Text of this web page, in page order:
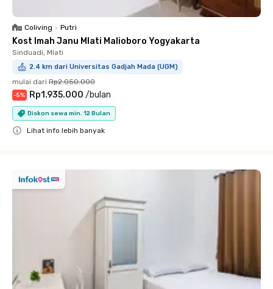
Coliving • Putri
Kost Imah Janu Mlati Malioboro Yogyakarta
Sinduadi, Mlati
2.4 km dari Universitas Gadjah Mada (UGM)
mulai dari Rp2.050.000
-5% Rp1.935.000 /bulan
Diskon sewa min. 12 Bulan
Lihat info lebih banyak